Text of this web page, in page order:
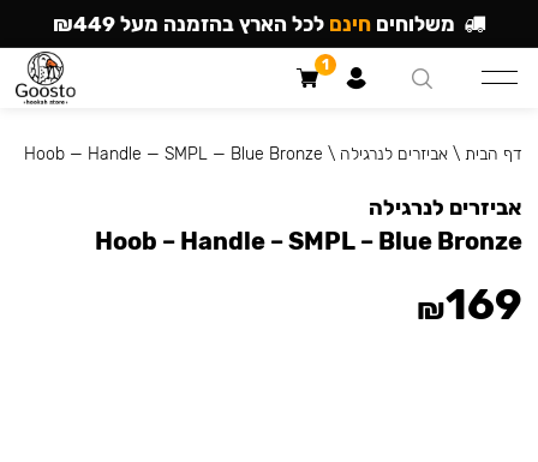
דף הבית \אביזרים לנרגילה \
Hoob — Handle — SMPL — Blue Bronze
אביזרים לנרגילה
Hoob – Handle – SMPL – Blue Bronze
₪169
משלוחים חינם לכל הארץ בהזמנה מעל ₪449
1